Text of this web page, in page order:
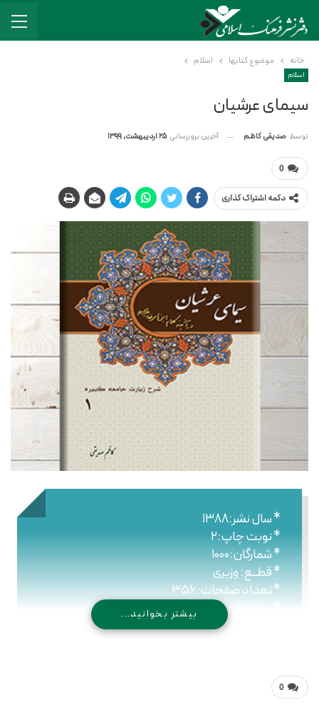
خانه موضوع کتابها اسلام
اسلام
سیمای عرشیان
توسط صدیقی کاظم آخرین بروزرسانی 25 اردیبهشت, 1399
0
دکمه اشتراک گذاری
* سال نشر:۱۳۸۸
* نوبت چاپ:۲
* شمارگان:۱۰۰۰
* قطــع: وزیری
* تعداد صفحات:۳۵۶
* نـوع جلـد: سلیفون
سیمای عرشیان
بیشتر بخوانید...
0